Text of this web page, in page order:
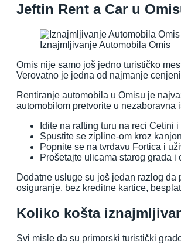
Jeftin Rent a Car u
Iznajmljivanje Automobila Omis
Omis nije samo još jedno turističko
Verovatno je jedna od najmanje
Rentiranje automobila u Omisu je
automobilom pretvorite u nezaboravna
Idite na rafting turu na reci Cetini
Spustite se zipline-om kroz
Popnite se na tvrđavu Fortica i
Prošetajte ulicama starog grada i
Dodatne usluge su još jedan razlog
osiguranje, bez kreditne kartice,
Koliko košta
Svi misle da su primorski turistički